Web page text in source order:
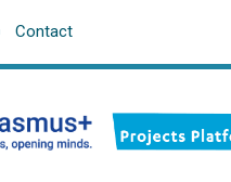
Contact